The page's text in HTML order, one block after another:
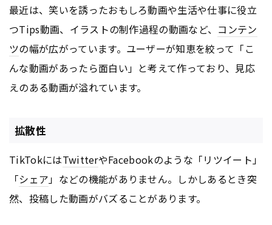
最近は、笑いを誘ったおもしろ動画や生活や仕事に役立
つTips動画、イラストの制作過程の動画など、 コンテン
ツの幅が広がっています。ユーザーが知恵を絞って「こ
んな動画があったら面白い」と考えて作っており、見応
えのある動画が溢れています。
拡散性
TikTokにはTwitterやFacebookのような「リツイート」
「シェア」などの機能がありません。しかしあるとき突
然、投稿した動画がバズることがあります。